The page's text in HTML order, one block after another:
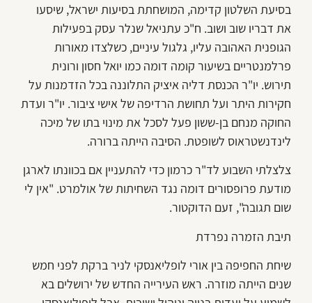
בסיעת השלטון קדימה, המושחתת בסיעות ישראל, שיסעו
את דבריו שוב ושוב. ח"כ עתניאל שנלר עסק בפעילות
הגופנית האהובה עליו, גלגול עיניים, כשלצדו מאורות
פרלמנטריים בשיעור קומה דומה כמו יואל חסון ורונית
תירוש. יו"ר הכנסת דליה איציק התלוננה בכל הזדמנות על
חקירות היתר ועל תחושת הרדיפה של אישי ציבור. יו"ר ועדת
החוקה מנחם בן-ששון פעל לסכל את מינוי בתו של מיכה
לינדנשטראוס לשופטת. הסיבה הייתה ברורה.
צלצלתי השבוע לד"ר כרמון כדי להתעניין אם בכוונתו לארגן
מודעת פרופסורים דומה נגד השחיתות של אולמרט. "אין לי
שום תגובה", זעם הדוקטור.
תיבת הזמרה נפרדת
שיחת החפיפה בין אורי לופליאנסקי לניר ברקת לפני חמש
שנים הייתה מוזרה. ראש העירייה החדש של ירושלים בא